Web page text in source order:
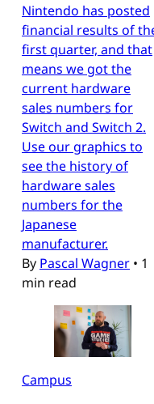
Nintendo has posted
financial results of
first quarter, and that
means we got the
current hardware
sales numbers for
Switch and Switch 2.
Use our graphics to
see the history of
hardware sales
numbers for the
Japanese
manufacturer.
By Pascal Wagner • 1
min read
Campus